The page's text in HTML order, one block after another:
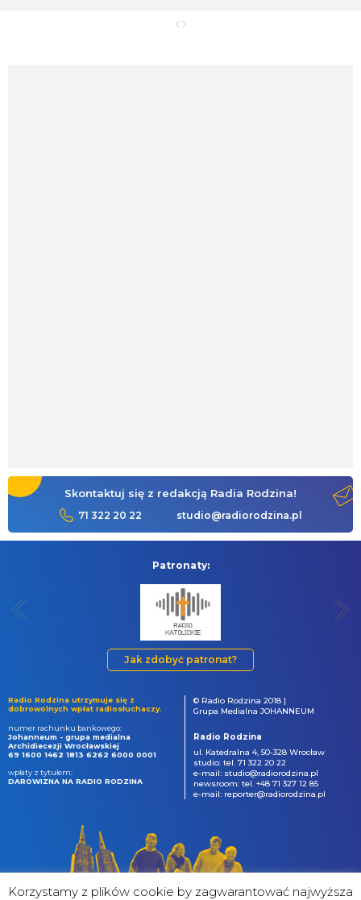
Skontaktuj się z redakcją Radia Rodzina!
71 322 20 22 studio@radiorodzina.pl
Patronaty:
Jak zdobyć patronat?
Radio Rodzina utrzymuje się z
dobrowolnych wpłat radiosłuchaczy.
numer rachunku bankowego:
Johanneum - grupa medialna
Archidiecezji Wrocławskiej
69 1600 1462 1813 6262 6000 0001
wpłaty z tytułem:
DAROWIZNA NA RADIO RODZINA
© Radio Rodzina 2018 |
Grupa Medialna JOHANNEUM
Radio Rodzina
ul. Katedralna 4, 50-328 Wrocław
studio: tel. 71 322 20 22
e-mail: studio@radiorodzina.pl
newsroom: tel. +48 71 327 12 85
e-mail: reporter@radiorodzina.pl
Korzystamy z plików cookie by zagwarantować najwyższa